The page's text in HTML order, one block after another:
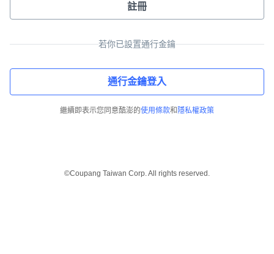
註冊
若你已設置通行金鑰
通行金鑰登入
繼續即表示您同意酷澎的使用條款和 隱私權政策
©Coupang Taiwan Corp. All rights reserved.